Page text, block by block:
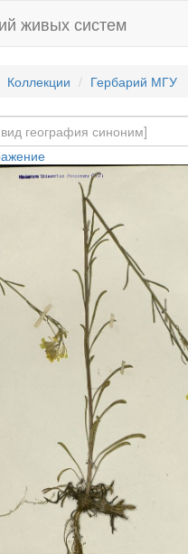
живых систем
Коллекции Гербарий МГУ